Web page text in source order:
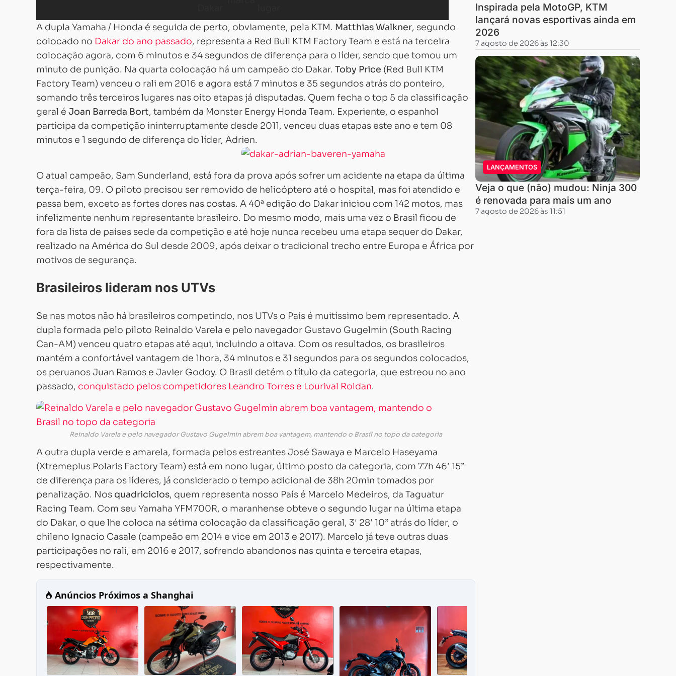
A dupla Yamaha / Honda é seguida de perto, obviamente, pela KTM. Matthias Walkner, segundo
colocado no Dakar do ano passado, representa a Red Bull KTM Factory Team e está na terceira
colocação agora, com 6 minutos e 34 segundos de diferença para o líder, sendo que tomou um
minuto de punição. Na quarta colocação há um campeão do Dakar. Toby Price (Red Bull KTM
Factory Team) venceu o rali em 2016 e agora está 7 minutos e 35 segundos atrás do ponteiro,
somando três terceiros lugares nas oito etapas já disputadas. Quem fecha o top 5 da classificação
geral é Joan Barreda Bort, também da Monster Energy Honda Team. Experiente, o espanhol
participa da competição ininterruptamente desde 2011, venceu duas etapas este ano e tem 08
minutos e 1 segundo de diferença do líder, Adrien.
O atual campeão, Sam Sunderland, está fora da prova após sofrer um acidente na etapa da última
terça-feira, 09. O piloto precisou ser removido de helicóptero até o hospital, mas foi atendido e
passa bem, exceto as fortes dores nas costas. A 40ª edição do Dakar iniciou com 142 motos, mas
infelizmente nenhum representante brasileiro. Do mesmo modo, mais uma vez o Brasil ficou de
fora da lista de países sede da competição e até hoje nunca recebeu uma etapa sequer do Dakar,
realizado na América do Sul desde 2009, após deixar o tradicional trecho entre Europa e África por
motivos de segurança.
Brasileiros lideram nos UTVs
Se nas motos não há brasileiros competindo, nos UTVs o País é muitíssimo bem representado. A
dupla formada pelo piloto Reinaldo Varela e pelo navegador Gustavo Gugelmin (South Racing
Can-AM) venceu quatro etapas até aqui, incluindo a oitava. Com os resultados, os brasileiros
mantém a confortável vantagem de 1hora, 34 minutos e 31 segundos para os segundos colocados,
os peruanos Juan Ramos e Javier Godoy. O Brasil detém o título da categoria, que estreou no ano
passado, conquistado pelos competidores Leandro Torres e Lourival Roldan.
Reinaldo Varela e pelo navegador Gustavo Gugelmin abrem boa vantagem, mantendo o Brasil no topo da categoria
A outra dupla verde e amarela, formada pelos estreantes José Sawaya e Marcelo Haseyama
(Xtremeplus Polaris Factory Team) está em nono lugar, último posto da categoria, com 77h 46′ 15”
de diferença para os líderes, já considerado o tempo adicional de 38h 20min tomados por
penalização. Nos quadriciclos, quem representa nosso País é Marcelo Medeiros, da Taguatur
Racing Team. Com seu Yamaha YFM700R, o maranhense obteve o segundo lugar na última etapa
do Dakar, o que lhe coloca na sétima colocação da classificação geral, 3′ 28′ 10” atrás do líder, o
chileno Ignacio Casale (campeão em 2014 e vice em 2013 e 2017). Marcelo já teve outras duas
participações no rali, em 2016 e 2017, sofrendo abandonos nas quinta e terceira etapas,
respectivamente.
Inspirada pela MotoGP, KTM
lançará novas esportivas ainda em
2026
7 agosto de 2026 às 12:30
LANÇAMENTOS
Veja o que (não) mudou: Ninja 300
é renovada para mais um ano
7 agosto de 2026 às 11:51